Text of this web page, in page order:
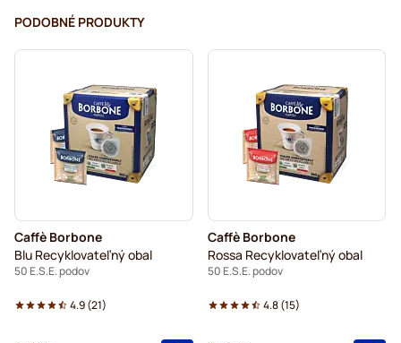
PODOBNÉ PRODUKTY
Caffè Borbone
Blu Recyklovateľný obal
50 E.S.E. podov
4.9(21)
Caffè Borbone
Rossa Recyklovateľný obal
50 E.S.E. podov
4.8(15)